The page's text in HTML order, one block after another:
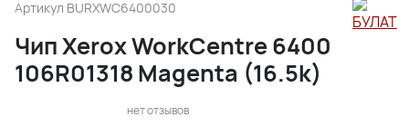
Артикул BURXWC6400030
Чип Xerox WorkCentre 6400
106R01318 Magenta (16.5k)
нет отзывов